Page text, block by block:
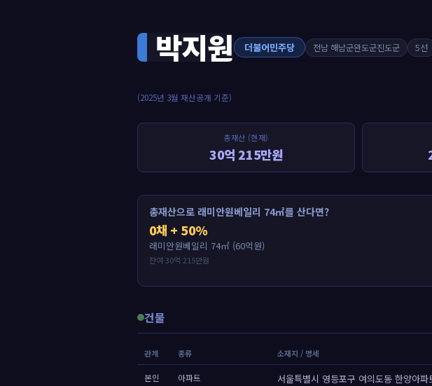
박지원 더불어민주당 전남 해남군완도군진도군 5선
(2025년 3월 재산공개 기준)
총재산 (현재)
30억 215만원
총재산으로 래미안원베일리 74㎡를 산다면?
0채 + 50%
래미안원베일리 74㎡ (60억원)
잔여 30억 215만원
건물
관계 종류 소재지 / 명세
본인 아파트 서울특별시 영등포구 여의도동 한양아